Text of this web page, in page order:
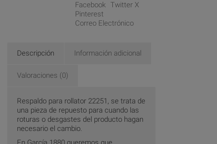
Facebook Twitter X
Pinterest
Correo Electrónico
Descripción Información adicional
Valoraciones (0)
Respaldo para rollator 22251, se trata de
una pieza de repuesto para cuando las
roturas o desgastes del producto hagan
necesario el cambio.